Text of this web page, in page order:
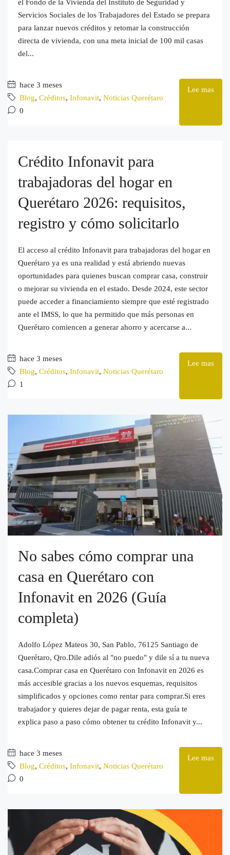
el Fondo de la Vivienda del Instituto de Seguridad y
Servicios Sociales de los Trabajadores del Estado se prepara
para lanzar nuevos créditos y retomar la construcción
directa de vivienda, con una meta inicial de 100 mil casas
del...
hace 3 meses
Blog, Créditos, Infonavit, Noticias Querétaro
0
Lee mas
Crédito Infonavit para
trabajadoras del hogar en
Querétaro 2026: requisitos,
registro y cómo solicitarlo
El acceso al crédito Infonavit para trabajadoras del hogar en
Querétaro ya es una realidad y está abriendo nuevas
oportunidades para quienes buscan comprar casa, construir
o mejorar su vivienda en el estado. Desde 2024, este sector
puede acceder a financiamiento siempre que esté registrado
ante el IMSS, lo que ha permitido que más personas en
Querétaro comiencen a generar ahorro y acercarse a...
hace 3 meses
Blog, Créditos, Infonavit, Noticias Querétaro
1
Lee mas
No sabes cómo comprar una
casa en Querétaro con
Infonavit en 2026 (Guía
completa)
Adolfo López Mateos 30, San Pablo, 76125 Santiago de
Querétaro, Qro.Dile adiós al "no puedo" y dile sí a tu nueva
casa.Comprar casa en Querétaro con Infonavit en 2026 es
más accesible gracias a los nuevos esquemas, requisitos
simplificados y opciones como rentar para comprar.Si eres
trabajador y quieres dejar de pagar renta, esta guía te
explica paso a paso cómo obtener tu crédito Infonavit y...
hace 3 meses
Blog, Créditos, Infonavit, Noticias Querétaro
0
Lee mas